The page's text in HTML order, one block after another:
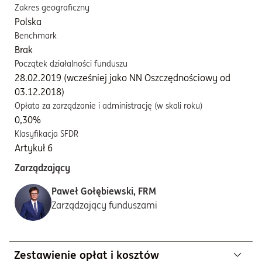
Zakres geograficzny
Polska
Benchmark
Brak
Początek działalności funduszu
28.02.2019 (wcześniej jako NN Oszczędnościowy od
03.12.2018)
Opłata za zarządzanie i administrację (w skali roku)
0,30%
Klasyfikacja SFDR
Artykuł 6
Zarządzający
Paweł Gołębiewski, FRM
Zarządzający funduszami
Zestawienie opłat i kosztów